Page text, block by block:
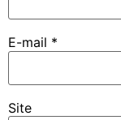
E-mail *
Site